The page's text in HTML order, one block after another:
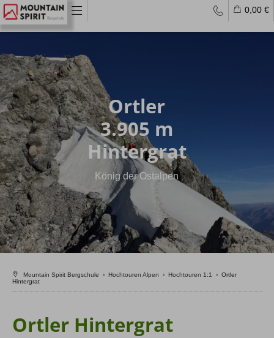
0,00 €
Reisemagazin Blog
Skitouren
Skitouren Alpen
Skitouren Allgäu
Skitouren Island
Skitouren Norwegen
Skitouren weltweit
Ski & Sail
Skitourenkurse
Lawinenkurse
Freeride & Tiefschnee
Tiefschneekurse
Freeride & Backcountry
Hochtouren Alpen
Hochtouren 1:1
Ortler
3.905 m
Hintergrat
König der Ostalpen
Mountain Spirit Bergschule › Hochtouren Alpen › Hochtouren 1:1 › Ortler
Hintergrat
Ortler Hintergrat